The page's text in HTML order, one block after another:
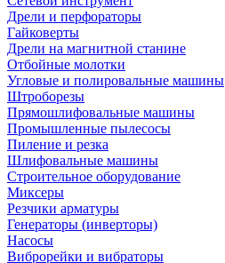
Дрели и перфораторы
Гайковерты
Дрели на магнитной станине
Отбойные молотки
Угловые и полировальные машины
Штроборезы
Прямошлифовальные машины
Промышленные пылесосы
Пиление и резка
Шлифовальные машины
Строительное оборудование
Миксеры
Резчики арматуры
Генераторы (инверторы)
Насосы
Виброрейки и вибраторы